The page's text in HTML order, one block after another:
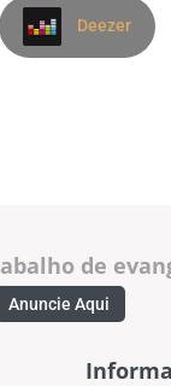
Deezer
de
Anuncie Aqui